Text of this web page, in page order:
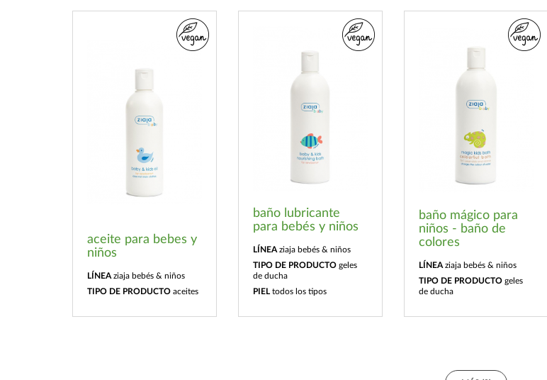
aceite para bebes y
niños
LÍNEA ziaja bebés & niños
TIPO DE PRODUCTO aceites
baño lubricante
para bebés y niños
LÍNEA ziaja bebés & niños
TIPO DE PRODUCTO geles
de ducha
PIEL todos los tipos
baño mágico para
niños - baño de
colores
LÍNEA ziaja bebés & niños
TIPO DE PRODUCTO geles
de ducha